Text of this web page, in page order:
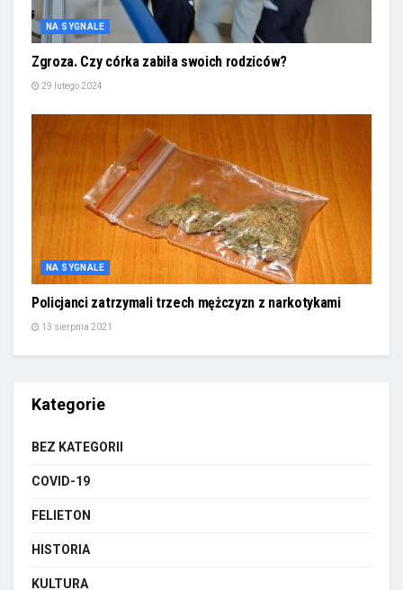
NA SYGNALE
Zgroza. Czy córka zabiła swoich rodziców?
29 lutego 2024
NA SYGNALE
Policjanci zatrzymali trzech mężczyzn z narkotykami
13 sierpnia 2021
Kategorie
BEZ KATEGORII
COVID-19
FELIETON
HISTORIA
KULTURA